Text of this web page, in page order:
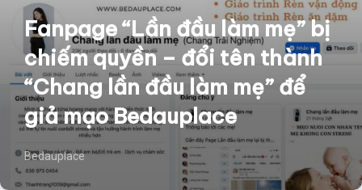
Fanpage “Lần đầu làm mẹ” bị
chiếm quyền – đổi tên thành
“Chang lần đầu làm mẹ” để
giả mạo Bedauplace
Bedauplace